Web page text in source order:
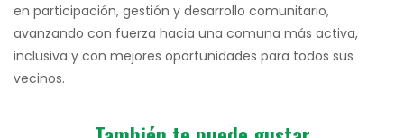
en participación, gestión y desarrollo comunitario,
avanzando con fuerza hacia una comuna más activa,
inclusiva y con mejores oportunidades para todos sus
vecinos.